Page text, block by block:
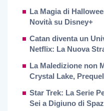
La Magia di
Novità su Disney+
Catan diventa un
Netflix: La Nuova
La Maledizione non
Crystal Lake,
Star Trek: La Serie
Sei a Digiuno di